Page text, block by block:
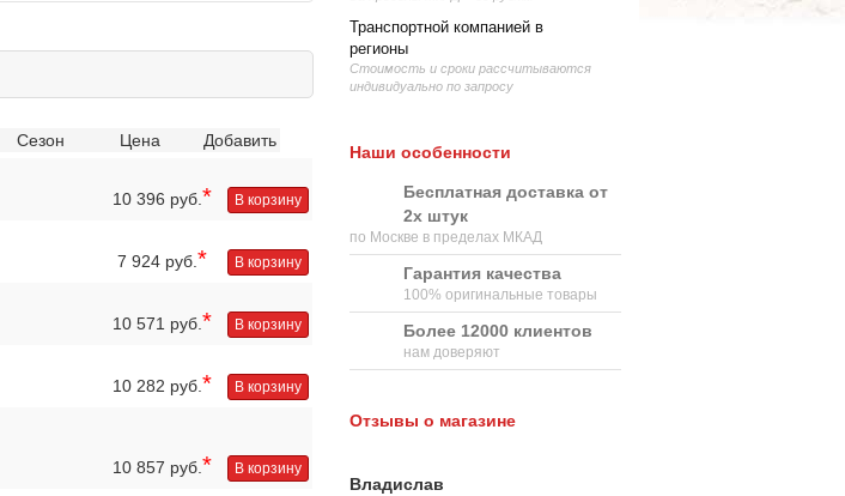
Сезон Цена Добавить
10 396 руб. * В корзину
7 924 руб. * В корзину
10 571 руб. * В корзину
10 282 руб. * В корзину
10 857 руб. * В корзину
Транспортной компанией в
регионы
Стоимость и сроки рассчитываются
индивидуально по запросу
Наши особенности
Бесплатная доставка от
2х штук
по Москве в пределах МКАД
Гарантия качества
100% оригинальные товары
Более 12000 клиентов
нам доверяют
Отзывы о магазине
Владислав